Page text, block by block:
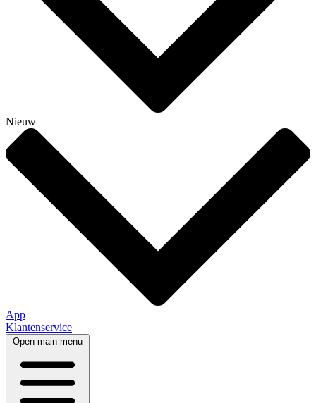
Nieuw
App
Klantenservice
Open main menu